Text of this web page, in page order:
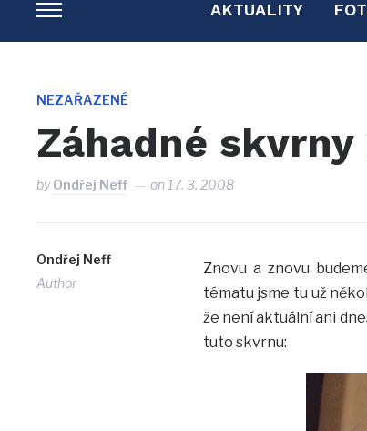
TOGGLE
SIDEBAR
NAVIGATION
AKTUALITY
NEZAŘAZENÉ
Záhadné
byOndřej Neff on 17. 3. 2008
Ondřej Neff
Author
Znovu a znovu
tématu jsme tu už
že není aktuální ani
tuto skvrnu: